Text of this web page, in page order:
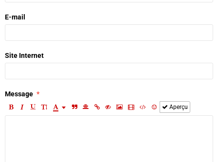
E-mail
Site Internet
Message
Aperçu